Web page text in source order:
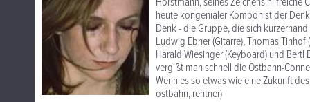
heute kongenialer Komponist der
Denk - die Gruppe, die sich
Ludwig Ebner (Gitarre), Thomas
Harald Wiesinger (Keyboard) und
vergißt man schnell die Ostbahn-
Wenn es so etwas wie eine Zukunft
ostbahn, rentner)